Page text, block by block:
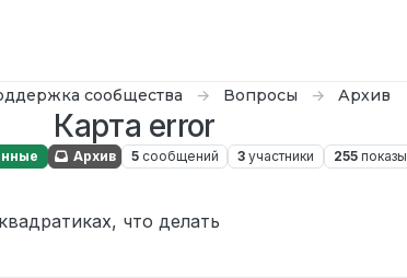
сообщества Вопросы Архив
Карта error
Архив 5 сообщений 3 участники 255 показы
что делать